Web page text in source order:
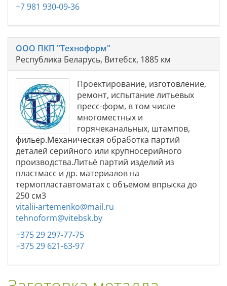
+7 981 930-09-36
ООО ПКП "Техноформ"
Республика Беларусь, Витебск, 1885 км
Проектирование, изготовление,
ремонт, испытание литьевых
пресс-форм, в том числе
многоместных и
горячеканальных, штампов,
фильер.Механическая обработка партий
деталей серийного или крупносерийного
производства.Литьё партий изделий из
пластмасс и др. материалов на
термопластавтоматах с объемом впрыска до
250 см3
vitalii-artemenko@mail.ru
tehnoform@vitebsk.by
+375 29 297-77-75
+375 29 621-63-97